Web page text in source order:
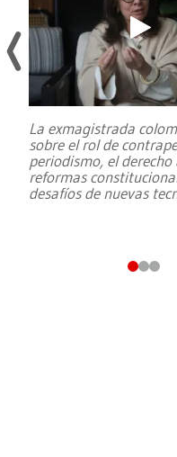
ruta de microbuses hacia el
a calles estrechas y
La exmagistrada
sobre el rol de
periodismo, el
reformas
desafíos de nuevas